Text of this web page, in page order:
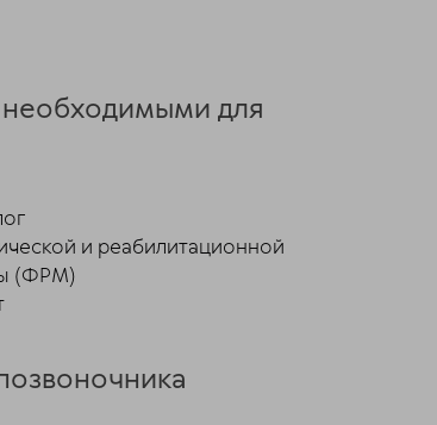
необходимыми для
и реабилитационной
(ФРМ)